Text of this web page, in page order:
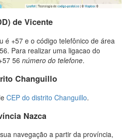
de Vicente
é +57 e o código telefônico de área
Para realizar uma ligacao do
56 número do telefone.
Changuillo
CEP do distrito Changuillo.
Nazca
navegação a partir da província,